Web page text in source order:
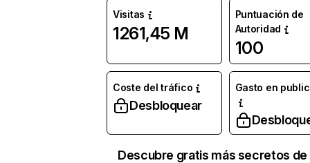
Visitas
1261,45 M
Puntuación de
Autoridad
100
Coste del tráfico
Desbloquear
Gasto en
Descubre gratis más secretos de